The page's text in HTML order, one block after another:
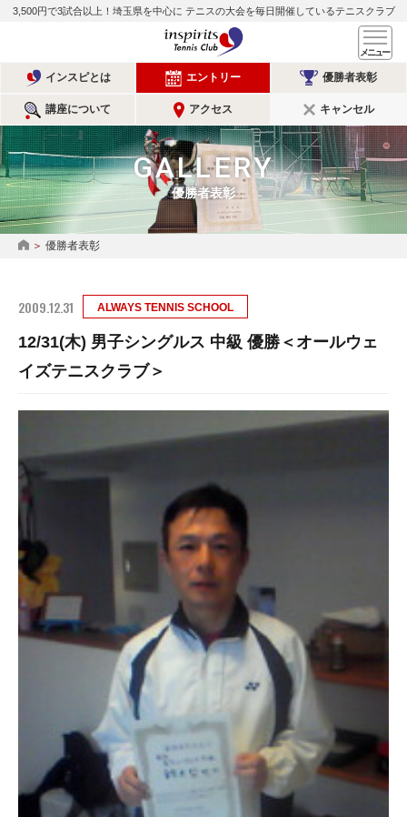
3,500円で3試合以上！埼玉県を中心に テニスの大会を毎日開催しているテニスクラブ
インスピリッツテニスクラ
インスピとは エントリー 優勝者表彰
講座について アクセス キャンセル
GALLERY
優勝者表彰
HOME
優勝者表彰
2009.12.31 ALWAYS TENNIS SCHOOL
12/31(木) 男子シングルス 中級 優勝＜オールウェ
イズテニスクラブ＞